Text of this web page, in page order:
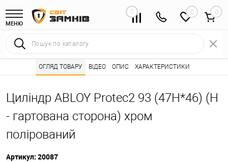
МЕНЮ
0 0
Інтернет магазин замків • Каталог товарів ⭐ • Серцевини
Циліндр ABLOY Protec2 93 (47H*46) (H
- гартована сторона) хром
полірований
Артикул: 20087
ОГЛЯД ТОВАРУ ВІДЕО ОПИС ХАРАКТЕРИСТИКИ